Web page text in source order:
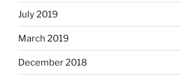
July 2019
March 2019
December 2018